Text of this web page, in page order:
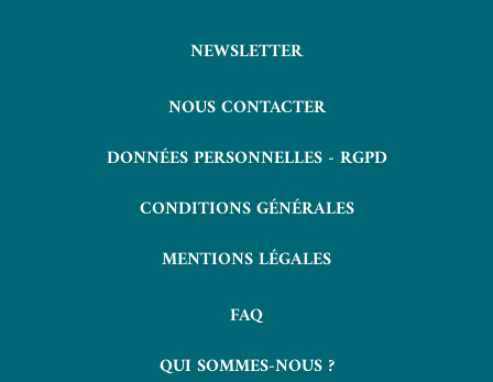
NEWSLETTER
NOUS CONTACTER
DONNÉES PERSONNELLES - RGPD
CONDITIONS GÉNÉRALES
MENTIONS LÉGALES
FAQ
QUI SOMMES-NOUS ?